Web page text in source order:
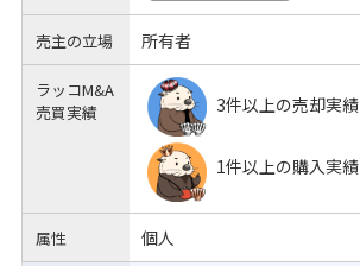
売主の立場 所有者
ラッコM&A
売買実績
3件以上の売却実績
1件以上の購入実績
属性 個人